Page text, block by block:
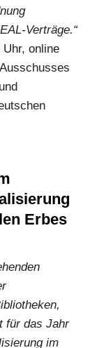
Verträge.“
Uhr, online
Erbes
für das Jahr
im